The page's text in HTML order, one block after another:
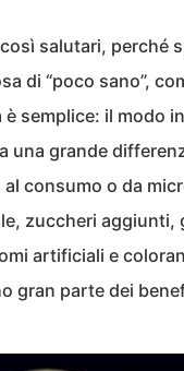
salutari, perché
di “poco sano”,
è semplice: il modo
una grande
consumo o da
zuccheri aggiunti,
artificiali e
gran parte dei